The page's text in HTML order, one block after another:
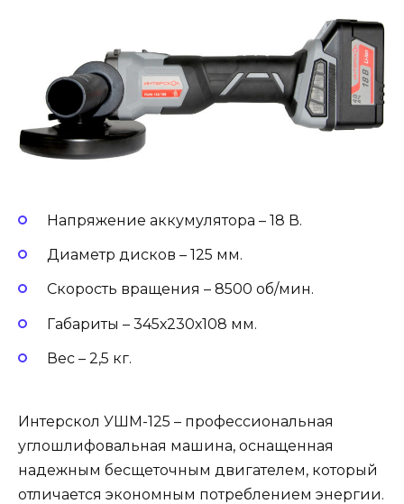
Напряжение аккумулятора – 18 В.
Диаметр дисков – 125 мм.
Скорость вращения – 8500 об/мин.
Габариты – 345х230х108 мм.
Вес – 2,5 кг.
Интерскол УШМ-125 – профессиональная
углошлифовальная машина, оснащенная
надежным бесщеточным двигателем, который
отличается экономным потреблением энергии.